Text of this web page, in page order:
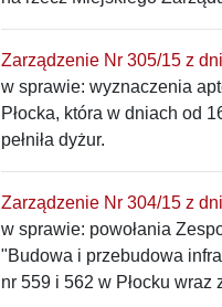
Zarządzenie Nr 305/15 z
w sprawie: wyznaczenia
Płocka, która w dniach od
pełniła dyżur.
Zarządzenie Nr 304/15 z
w sprawie: powołania
"Budowa i przebudowa
nr 559 i 562 w Płocku